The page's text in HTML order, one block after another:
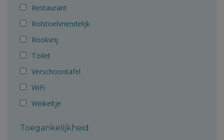
Restaurant
Rolstoelvriendelijk
Rookvrij
Toilet
Verschoontafel
WiFi
Winkeltje
Toegankelijkheid